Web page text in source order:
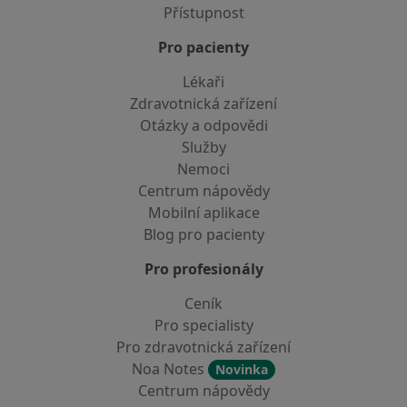
Přístupnost
Pro pacienty
Lékaři
Zdravotnická zařízení
Otázky a odpovědi
Služby
Nemoci
Centrum nápovědy
Mobilní aplikace
Blog pro pacienty
Pro profesionály
Ceník
Pro specialisty
Pro zdravotnická zařízení
Noa Notes
Novinka
Centrum nápovědy